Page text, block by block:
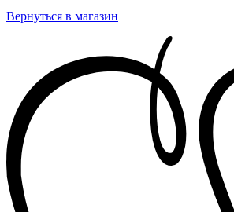
Вернуться в магазин